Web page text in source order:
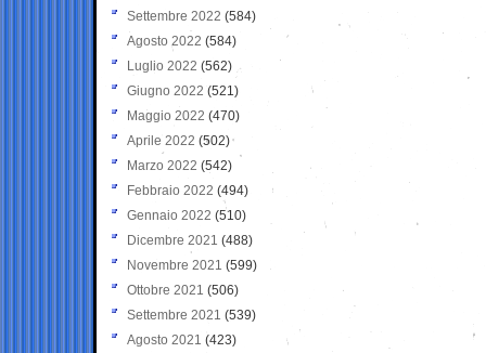
Settembre 2022 (584)
Agosto 2022 (584)
Luglio 2022 (562)
Giugno 2022 (521)
Maggio 2022 (470)
Aprile 2022 (502)
Marzo 2022 (542)
Febbraio 2022 (494)
Gennaio 2022 (510)
Dicembre 2021 (488)
Novembre 2021 (599)
Ottobre 2021 (506)
Settembre 2021 (539)
Agosto 2021 (423)